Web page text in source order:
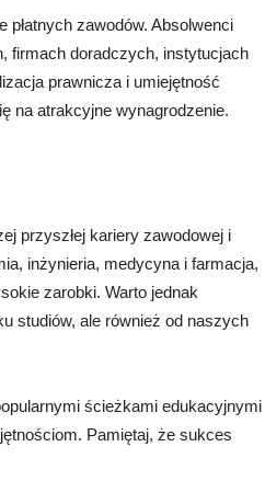
zawodów. Absolwenci
firmach doradczych, instytucjach
prawnicza i umiejętność
na atrakcyjne wynagrodzenie.
przyszłej kariery zawodowej i
inżynieria, medycyna i farmacja,
zarobki. Warto jednak
studiów, ale również od naszych
ścieżkami edukacyjnymi
Pamiętaj, że sukces